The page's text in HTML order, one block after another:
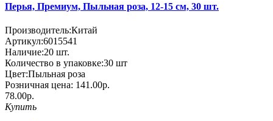
Перья, Премиум, Пыльная роза, 12-15 см, 30 шт.
Производитель:Китай
Артикул:6015541
Наличие:20 шт.
Количество в упаковке:30 шт
Цвет:Пыльная роза
Розничная цена: 141.00р.
78.00р.
Купить